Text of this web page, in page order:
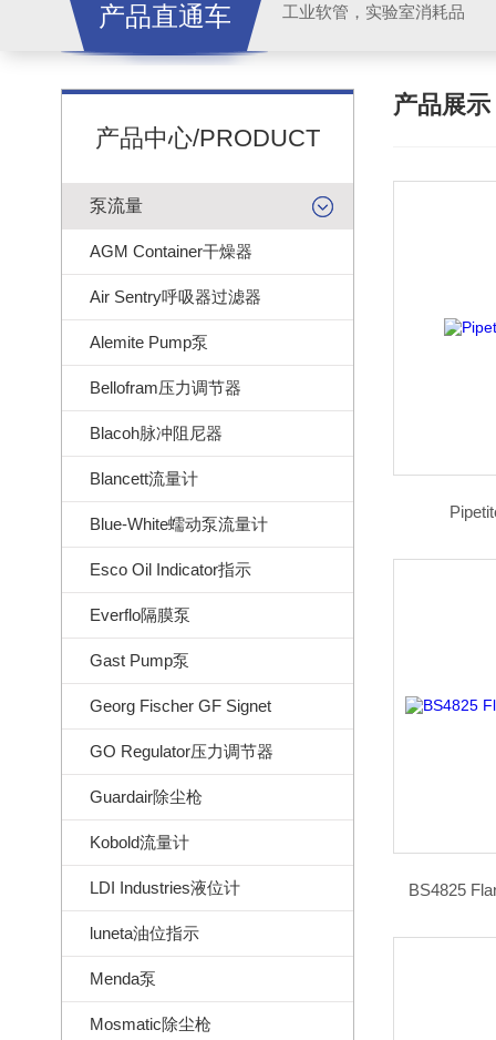
产品直通车 工业软管，实验室消耗品
产品中心/PRODUCT
泵流量
AGM Container干燥器
Air Sentry呼吸器过滤器
Alemite Pump泵
Bellofram压力调节器
Blacoh脉冲阻尼器
Blancett流量计
Blue-White蠕动泵流量计
Esco Oil Indicator指示
Everflo隔膜泵
Gast Pump泵
Georg Fischer GF Signet
GO Regulator压力调节器
Guardair除尘枪
Kobold流量计
LDI Industries液位计
luneta油位指示
Menda泵
Mosmatic除尘枪
产品展示
BS4825